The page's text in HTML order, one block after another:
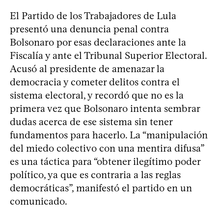
El Partido de los Trabajadores de Lula
presentó una denuncia penal contra
Bolsonaro por esas declaraciones ante la
Fiscalía y ante el Tribunal Superior Electoral.
Acusó al presidente de amenazar la
democracia y cometer delitos contra el
sistema electoral, y recordó que no es la
primera vez que Bolsonaro intenta sembrar
dudas acerca de ese sistema sin tener
fundamentos para hacerlo. La “manipulación
del miedo colectivo con una mentira difusa”
es una táctica para “obtener ilegítimo poder
político, ya que es contraria a las reglas
democráticas”, manifestó el partido en un
comunicado.